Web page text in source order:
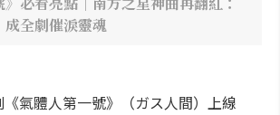
成全劇催淚靈魂
氣體人第一號》（ガス人間）上線